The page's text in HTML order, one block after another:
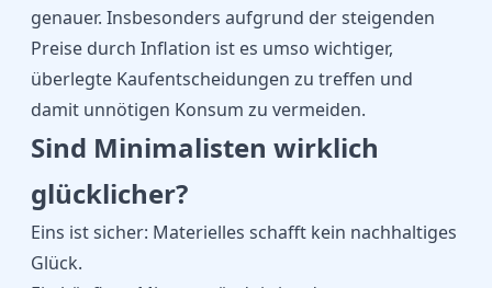
genauer. Insbesonders aufgrund der steigenden
Preise durch Inflation ist es umso wichtiger,
überlegte Kaufentscheidungen zu treffen und
damit unnötigen Konsum zu vermeiden.
Sind Minimalisten wirklich
glücklicher?
Eins ist sicher: Materielles schafft kein nachhaltiges
Glück.